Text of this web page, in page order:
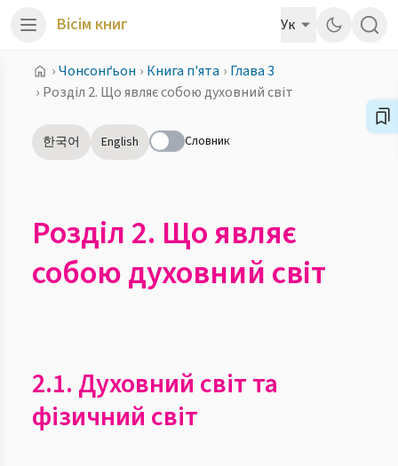
Вісім книг Ук
›Чонсонґьон › Книга п'ята › Глава 3
› Розділ 2. Що являє собою духовний світ
한국어 English Словник
Розділ 2. Що являє
собою духовний світ
2.1. Духовний світ та
фізичний світ